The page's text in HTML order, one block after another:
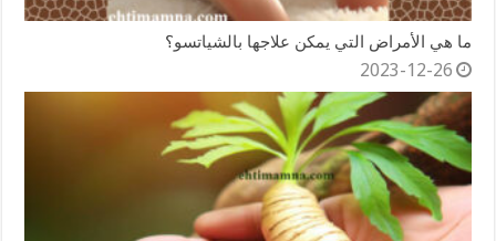
ما هي الأمراض التي يمكن علاجها بالشياتسو؟
2023-12-26